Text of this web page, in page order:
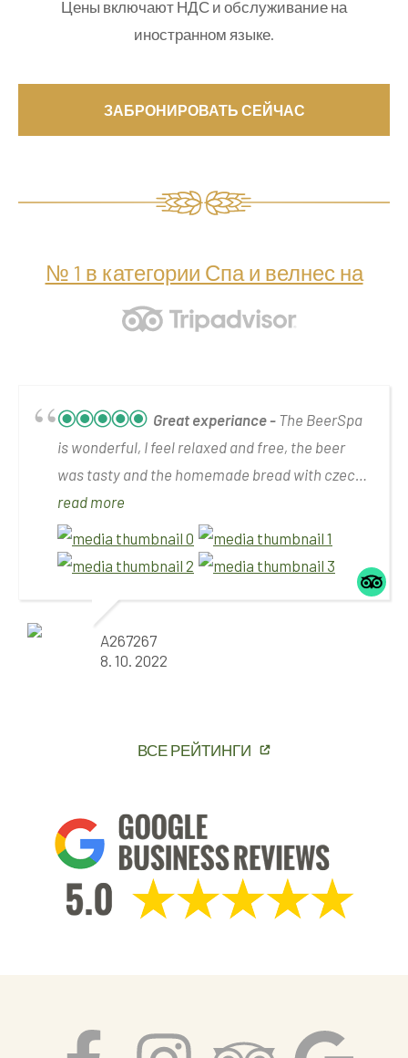
Цены включают НДС и обслуживание на
иностранном языке.
ЗАБРОНИРОВАТЬ СЕЙЧАС
№ 1 в категории Спа и велнес на
Great experiance
The BeerSpa
is wonderful, I feel relaxed and free, the beer
was tasty and the homemade bread with czech
butter of greaves was great.
read more
A267267
8. 10. 2022
ВСЕ РЕЙТИНГИ